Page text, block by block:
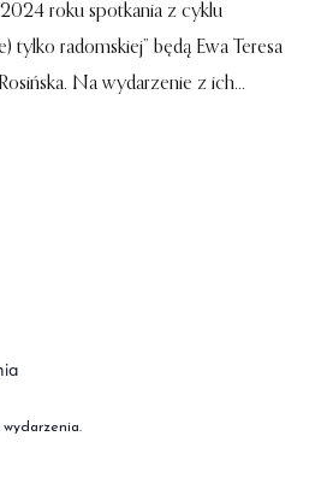
roku spotkania z cyklu
tylko radomskiej” będą Ewa Teresa
Na wydarzenie z ich...